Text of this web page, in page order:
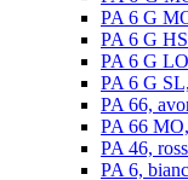
PA 6 G
PA 6 G
PA 6 G
PA 6 G
PA 66,
PA 66
PA 46,
PA 6,